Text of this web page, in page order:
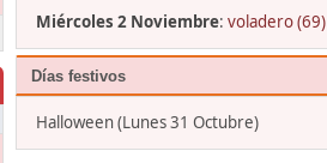
Miércoles 2 Noviembre: voladero (69)
Días festivos
Halloween (Lunes 31 Octubre)